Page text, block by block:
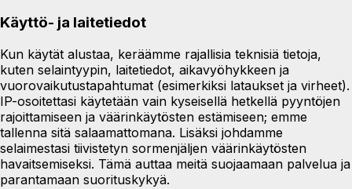
Käyttö- ja laitetiedot
Kun käytät alustaa, keräämme rajallisia teknisiä tietoja,
kuten selaintyypin, laitetiedot, aikavyöhykkeen ja
vuorovaikutustapahtumat (esimerkiksi lataukset ja virheet).
IP-osoitettasi käytetään vain kyseisellä hetkellä pyyntöjen
rajoittamiseen ja väärinkäytösten estämiseen; emme
tallenna sitä salaamattomana. Lisäksi johdamme
selaimestasi tiivistetyn sormenjäljen väärinkäytösten
havaitsemiseksi. Tämä auttaa meitä suojaamaan palvelua ja
parantamaan suorituskykyä.